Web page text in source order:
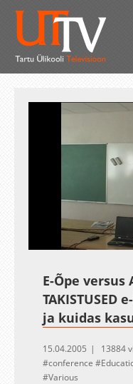
UnmuteLoaded:
1.76%
E-Õpe versus
TAKISTUSED
ja kuidas
15.04.2005
13884
conference
Various